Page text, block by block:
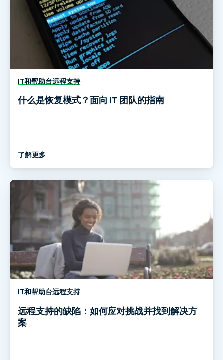
IT和帮助台远程支持
什么是恢复模式？面向 IT 团队的指南
了解更多
IT和帮助台远程支持
远程支持的缺陷：如何应对挑战并找到解决方
案